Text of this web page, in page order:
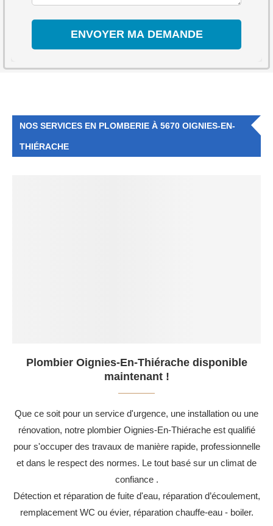
NOS SERVICES EN PLOMBERIE À 5670 OIGNIES-EN-
THIÉRACHE
Plombier Oignies-En-Thiérache disponible
maintenant !
Que ce soit pour un service d'urgence, une installation ou une
rénovation, notre plombier Oignies-En-Thiérache est qualifié
pour s'occuper des travaux de manière rapide, professionnelle
et dans le respect des normes. Le tout basé sur un climat de
confiance .
Détection et réparation de fuite d'eau, réparation d’écoulement,
remplacement WC ou évier, réparation chauffe-eau - boiler.